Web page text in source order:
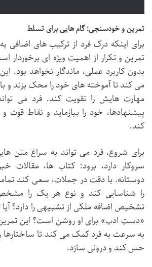
تمرین و خودسنجی: گام هایی برای تسلط
برای اینکه درک فرد از ترکیب های اضافی
تمرین و تکرار از اهمیت ویژه ای
بدون کاربرد عملی، ماندگار نخواهد بود.
می کند تا آموخته های خود را محک بزند و
مهارت هایش را تقویت کند. فرد می
پیشنهادها، خود را بیازماید و نقاط
کند.
برای شروع، فرد می تواند به سراغ متن
سروکار دارد، برود: کتاب ها، مقالات
دوستانه. با دقت در جملات، سعی کند
را شناسایی کند و نوع هر یک را مشخص
تشخیص اضافه ملکی از تشبیهی را دارد؟
«دستِ ادب» برای او روشن است؟ این
به سرعت به فرد کمک می کند تا ساختارها را
حس کند و درونی سازد.